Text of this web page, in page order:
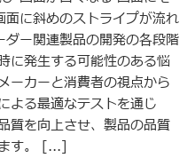
に斜めのストライプが流れ
ー関連製品の開発の各段階
に発生する可能性のある悩
ーカーと消費者の視点から
よる最適なテストを通じ
質を向上させ、製品の品質
す。 [...]